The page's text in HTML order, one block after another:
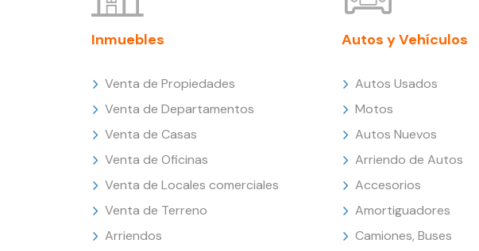
Inmuebles
Venta de Propiedades
Venta de Departamentos
Venta de Casas
Venta de Oficinas
Venta de Locales comerciales
Venta de Terreno
Arriendos
Autos y Vehículos
Autos Usados
Motos
Autos Nuevos
Arriendo de Autos
Accesorios
Amortiguadores
Camiones, Buses